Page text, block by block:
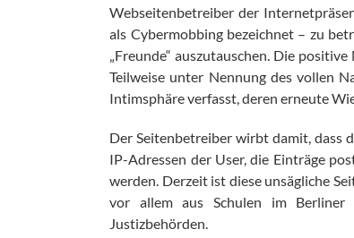
Webseitenbetreiber der
als Cybermobbing bezeichnet – zu
„Freunde“ auszutauschen. Die
Teilweise unter Nennung des vollen
Intimsphäre verfasst, deren erneute
Der Seitenbetreiber wirbt damit, dass
IP-Adressen der User, die Einträge
werden. Derzeit ist diese unsägliche
vor allem aus Schulen im
Justizbehörden.